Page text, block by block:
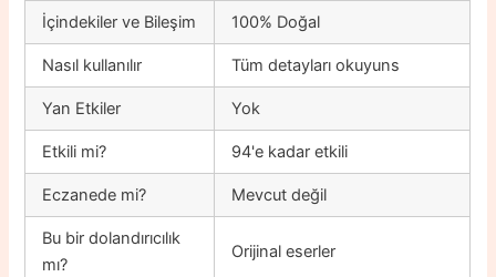
İçindekiler ve Bileşim 100% Doğal
Nasıl kullanılır Tüm detayları okuyuns
Yan Etkiler Yok
Etkili mi? 94'e kadar etkili
Eczanede mi? Mevcut değil
Bu bir dolandırıcılık
mı?
Orijinal eserler